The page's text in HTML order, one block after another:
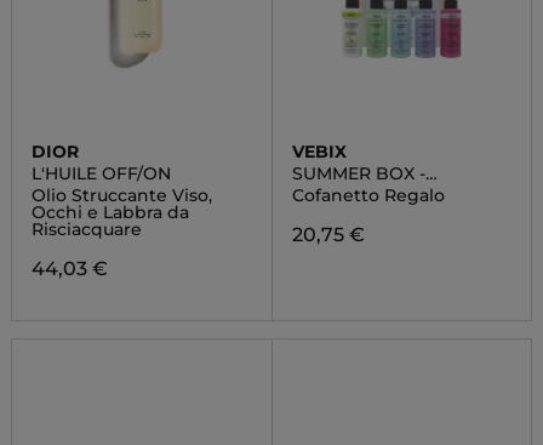
DIOR
L'HUILE OFF/ON
Olio Struccante Viso,
Occhi e Labbra da
Risciacquare
44,03 €
VEBIX
SUMMER BOX -
EDIZIONE LIMITATA
Cofanetto Regalo
20,75 €